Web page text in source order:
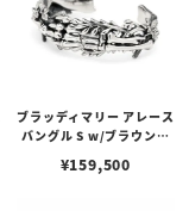
ブラッディマリー アレース
バングル S w/ブラウンダ
¥159,500